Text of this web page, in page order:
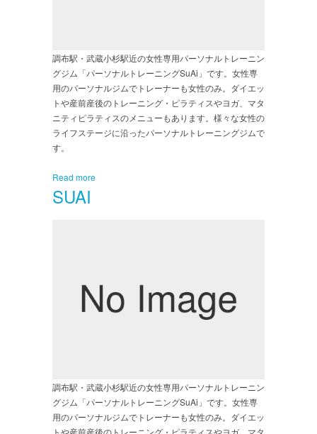
調布駅・武蔵小杉駅近の女性専用パーソナルトレーニン
グジム「パーソナルトレーニングSuAi」です。女性専
用のパーソナルジムでトレーナーも女性のみ。ダイエッ
トや産前産後のトレーニング・ピラティスやヨガ、マタ
ニティピラティスのメニューもあります。様々な女性の
ライフステージに沿ったパーソナルトレーニングジムで
す。
Read more
SUAI
調布駅・武蔵小杉駅近の女性専用パーソナルトレーニン
グジム「パーソナルトレーニングSuAi」です。女性専
用のパーソナルジムでトレーナーも女性のみ。ダイエッ
トや産前産後のトレーニング・ピラティスやヨガ、マタ